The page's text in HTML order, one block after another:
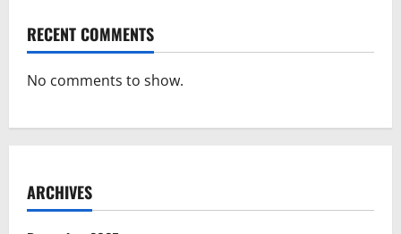
RECENT COMMENTS
No comments to show.
ARCHIVES